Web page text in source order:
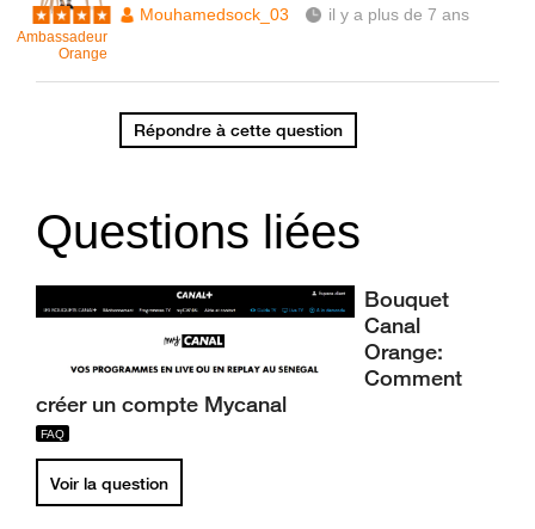
Ambassadeur
Orange
Mouhamedsock_03 il y a plus de 7 ans
Répondre à cette question
Questions liées
Bouquet
Canal
Orange:
Comment
créer un compte Mycanal
Voir la question